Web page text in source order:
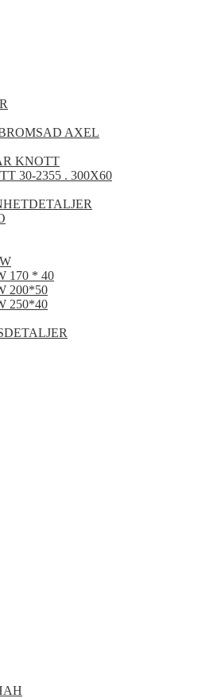
AXEL
KNOTT
30-2355 . 300X60
170 * 40
200*50
250*40